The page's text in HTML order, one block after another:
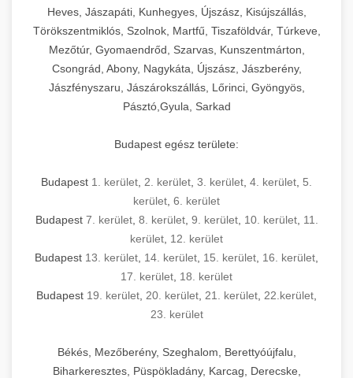
Heves, Jászapáti, Kunhegyes, Újszász, Kisújszállás,
Törökszentmiklós, Szolnok, Martfű, Tiszaföldvár, Túrkeve,
Mezőtúr, Gyomaendrőd, Szarvas, Kunszentmárton,
Csongrád, Abony, Nagykáta, Újszász, Jászberény,
Jászfényszaru, Jászárokszállás, Lőrinci, Gyöngyös,
Pásztó,Gyula, Sarkad
Budapest egész területe:
Budapest 1. kerület 2. kerület 3. kerület 4. kerület 5.
kerület 6. kerület
Budapest 7. kerület, 8. kerület, 9. kerület, 10. kerület, 11.
kerület 12. kerület
Budapest 13. kerület 14. kerület 15. kerület 16. kerület
17. kerület 18. kerület
Budapest 19. kerület 20. kerület 21. kerület 22.kerület
23. kerület
Békés, Mezőberény, Szeghalom, Berettyóújfalu,
Biharkeresztes, Püspökladány, Karcag, Derecske,